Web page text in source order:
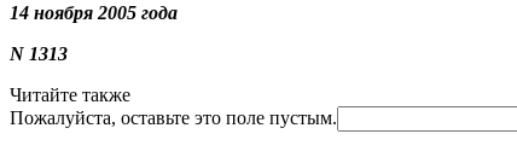
14 ноября 2005 года
N 1313
Читайте также
Пожалуйста, оставьте это поле пустым.